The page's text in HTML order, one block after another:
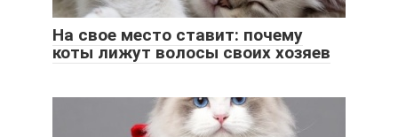
На свое место ставит: почему
коты лижут волосы своих хозяев